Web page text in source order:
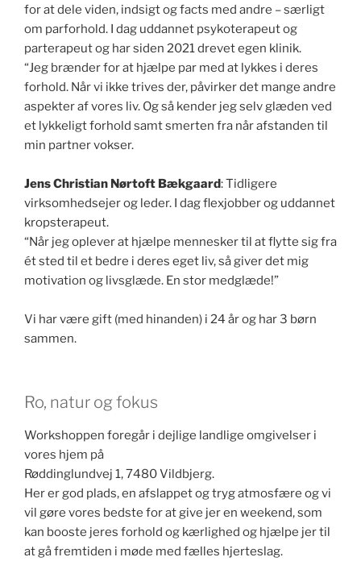
for at dele viden, indsigt og facts med andre – særligt
om parforhold. I dag uddannet psykoterapeut og
parterapeut og har siden 2021 drevet egen klinik.
“Jeg brænder for at hjælpe par med at lykkes i deres
forhold. Når vi ikke trives der, påvirker det mange andre
aspekter af vores liv. Og så kender jeg selv glæden ved
et lykkeligt forhold samt smerten fra når afstanden til
min partner vokser.
Jens Christian Nørtoft Bækgaard: Tidligere
virksomhedsejer og leder. I dag flexjobber og uddannet
kropsterapeut.
“Når jeg oplever at hjælpe mennesker til at flytte sig fra
ét sted til et bedre i deres eget liv, så giver det mig
motivation og livsglæde. En stor medglæde!”
Vi har være gift (med hinanden) i 24 år og har 3 børn
sammen.
Ro, natur og fokus
Workshoppen foregår i dejlige landlige omgivelser i
vores hjem på
Røddinglundvej 1, 7480 Vildbjerg.
Her er god plads, en afslappet og tryg atmosfære og vi
vil gøre vores bedste for at give jer en weekend, som
kan booste jeres forhold og kærlighed og hjælpe jer til
at gå fremtiden i møde med fælles hjerteslag.